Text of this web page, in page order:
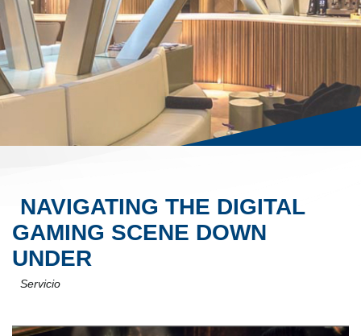
NAVIGATING THE DIGITAL
GAMING SCENE DOWN
UNDER
Servicio